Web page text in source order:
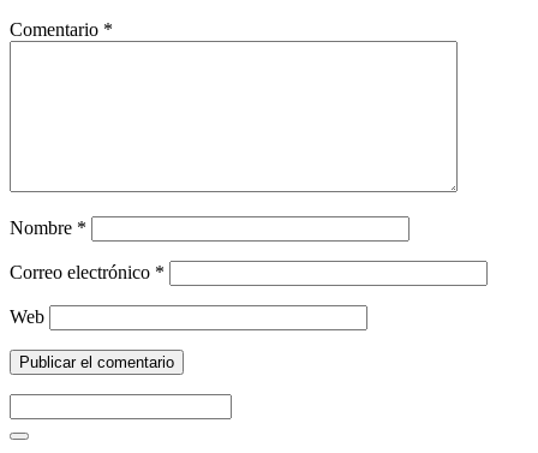
Comentario *
Nombre *
Correo electrónico *
Web